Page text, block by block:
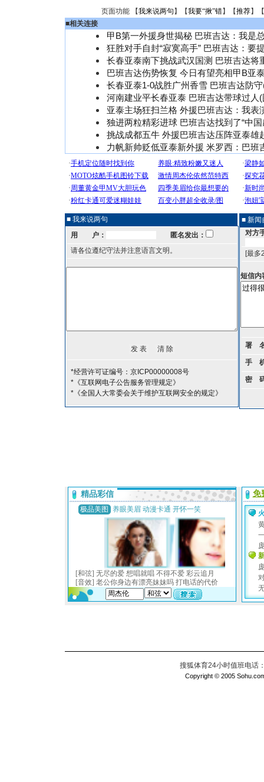
页面功能 【我来说两句 】【我要“揪”错】【推荐】
■相关连接
甲B第一外援身世揭秘 巴班吉达：我是
狂胜对手自封“寂寞高手” 巴班吉达：要
长春亚泰南下挑战武汉国测 巴班吉达将
巴班吉达伤势恢复 今日有望亮相甲B亚
长春亚泰1-0战胜广州香雪 巴班吉达防
河南建业平长春亚泰 巴班吉达带球过人
亚泰主场狂扫兰格 外援巴班吉达：我表
独进两粒精彩进球 巴班吉达找到了“中国
挑战成都五牛 外援巴班吉达压阵亚泰雄
力帆新帅贬低亚泰新外援 米罗西：巴班
■ 我来说两句
用 户：
匿名发出：
请各位遵纪守法并注意语言文明。
*经营许可证编号：京ICP00000008号
*《互联网电子公告服务管理规定》
*《全国人大常委会关于维护互联网安全的规定》
■ 新闻
对方
[最多
短信内
署
手
密
搜狐体育24小时值班电话
Copyright © 2005